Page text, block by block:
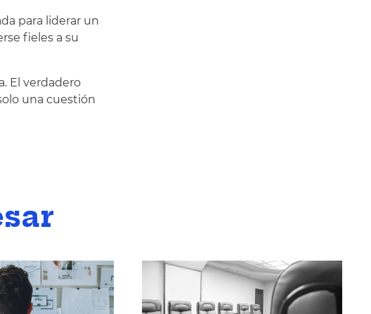
para liderar un
fieles a su
El verdadero
una cuestión